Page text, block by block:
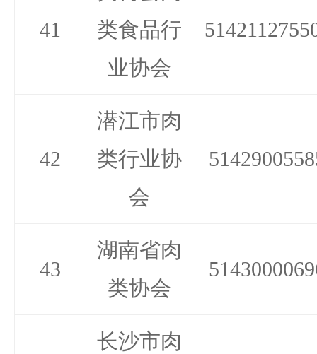
41
类食品行
业协会
42
潜江市肉
类行业协
会
43
湖南省肉
类协会
长沙市肉